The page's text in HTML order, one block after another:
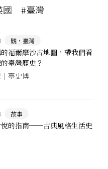
國 #臺灣
觀‧臺灣
福爾摩沙古地圖，帶我們看
臺灣歷史？
臺史博
故事
悅的指南──古典風格生活史